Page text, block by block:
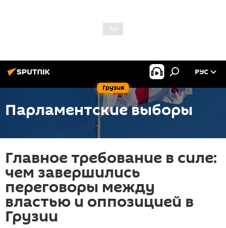
Грузия
РУС
Парламентские выборы
Главное требование в силе:
чем завершились
переговоры между
властью и оппозицией в
Грузии